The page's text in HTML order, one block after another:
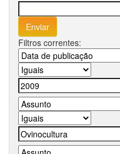
Filtros correntes: